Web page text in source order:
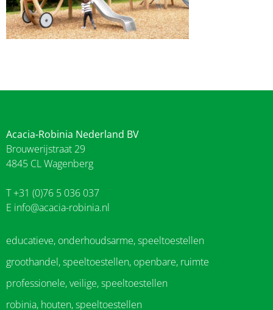
Acacia-Robinia Nederland BV
Brouwerijstraat 29
4845 CL Wagenberg
T +31 (0)76 5 036 037
E info@acacia-robinia.nl
educatieve, onderhoudsarme, speeltoestellen
groothandel, speeltoestellen, openbare, ruimte
professionele, veilige, speeltoestellen
robinia, houten, speeltoestellen